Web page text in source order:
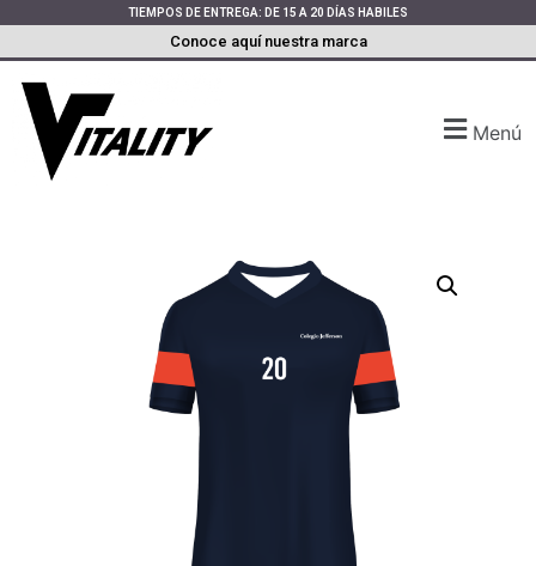
TIEMPOS DE ENTREGA: DE 15 A 20 DÍAS HABILES
Conoce aquí nuestra marca
Menú